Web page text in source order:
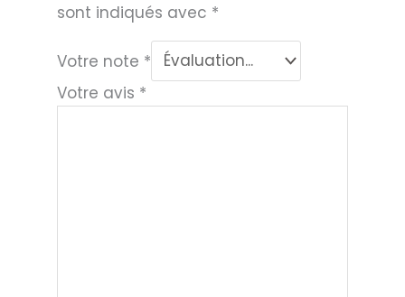
sont indiqués avec *
Votre note *
Votre avis *